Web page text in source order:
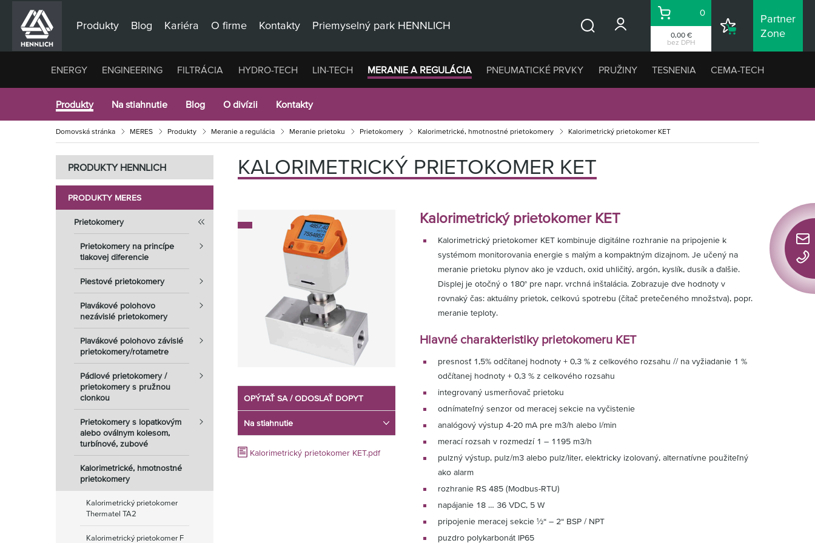
Produkty Blog Kariéra O firme Kontakty Priemyselný park HENNLICH
0,00 €
bez DPH
Košík
0
Nákupný
Partner
Zone
ENERGY ENGINEERING FILTRÁCIA HYDRO-TECH LIN-TECH MERANIE A REGULÁCIA PNEUMATICKÉ PRVKY PRUŽINY TESNENIA CEMA-TECH
Produkty Na stiahnutie Blog O divízii Kontakty
Domovská stránka MERES Produkty Meranie a regulácia Meranie prietoku Prietokomery Kalorimetrické, hmotnostné prietokomery Kalorimetrický prietokomer KET
PRODUKTY HENNLICH
PRODUKTY MERES
Prietokomery
Prietokomery na princípe
tlakovej diferencie
Piestové prietokomery
Plavákové polohovo
nezávislé prietokomery
Plavákové polohovo závislé
prietokomery/rotametre
Pádlové prietokomery /
prietokomery s pružnou
clonkou
Prietokomery s lopatkovým
alebo oválnym kolesom,
turbínové, zubové
Kalorimetrické, hmotnostné
prietokomery
Kalorimetrický prietokomer
Thermatel TA2
Kalorimetrický prietokomer F
KALORIMETRICKÝ PRIETOKOMER KET
OPÝTAŤ SA / ODOSLAŤ DOPYT
Na stiahnutie
Kalorimetrický prietokomer KET.pdf
Kalorimetrický prietokomer KET
Kalorimetrický prietokomer KET kombinuje digitálne rozhranie na pripojenie k
systémom monitorovania energie s malým a kompaktným dizajnom. Je učený na
meranie prietoku plynov ako je vzduch, oxid uhličitý, argón, kyslík, dusík a ďalšie.
Displej je otočný o 180° pre napr. vrchná inštalácia. Zobrazuje dve hodnoty v
rovnaký čas: aktuálny prietok, celkovú spotrebu (čítač pretečeného množstva), popr.
meranie teploty.
Hlavné charakteristiky prietokomeru KET
presnosť 1,5% odčítanej hodnoty + 0,3 % z celkového rozsahu // na vyžiadanie 1 %
odčítanej hodnoty + 0,3 % z celkového rozsahu
integrovaný usmerňovač prietoku
odnímateľný senzor od meracej sekcie na vyčistenie
analógový výstup 4-20 mA pre m3/h alebo l/min
merací rozsah v rozmedzí 1 – 1195 m3/h
pulzný výstup, pulz/m3 alebo pulz/liter, elektricky izolovaný, alternatívne použiteľný
ako alarm
rozhranie RS 485 (Modbus-RTU)
napájanie 18 … 36 VDC, 5 W
pripojenie meracej sekcie ½“ – 2“ BSP / NPT
puzdro polykarbonát IP65